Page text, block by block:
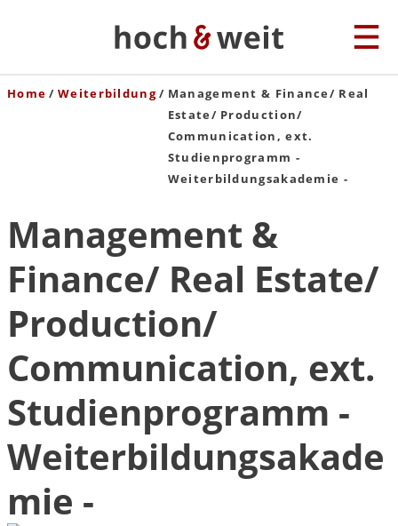
Home Weiterbildung
Management & Finance/ Real
Estate/ Production/
Communication, ext.
Studienprogramm -
Weiterbildungsakademie -
Management &
Finance/ Real Estate/
Production/
Communication, ext.
Studienprogramm -
Weiterbildungsakade
mie -